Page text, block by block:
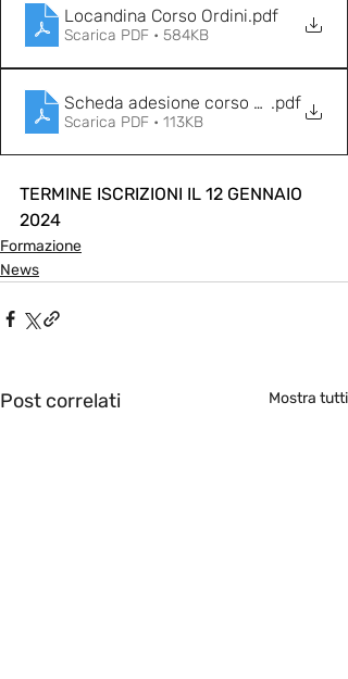
Locandina Corso Ordini.pdf
Scarica PDF • 584KB
Scheda adesione corso ECM.pdf
Scarica PDF • 113KB
TERMINE ISCRIZIONI IL 12 GENNAIO
2024
Formazione
News
Post correlati Mostra tutti